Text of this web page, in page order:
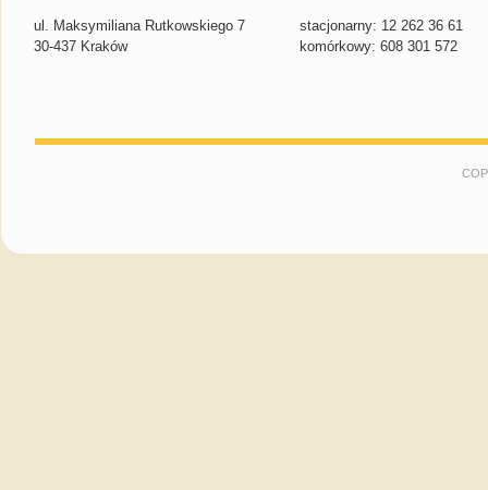
ul. Maksymiliana Rutkowskiego 7
30-437 Kraków
stacjonarny: 12 262 36 61
komórkowy: 608 301 572